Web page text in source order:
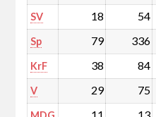
SV 18 54
Sp 79 336
KrF 38 84
V 29 75